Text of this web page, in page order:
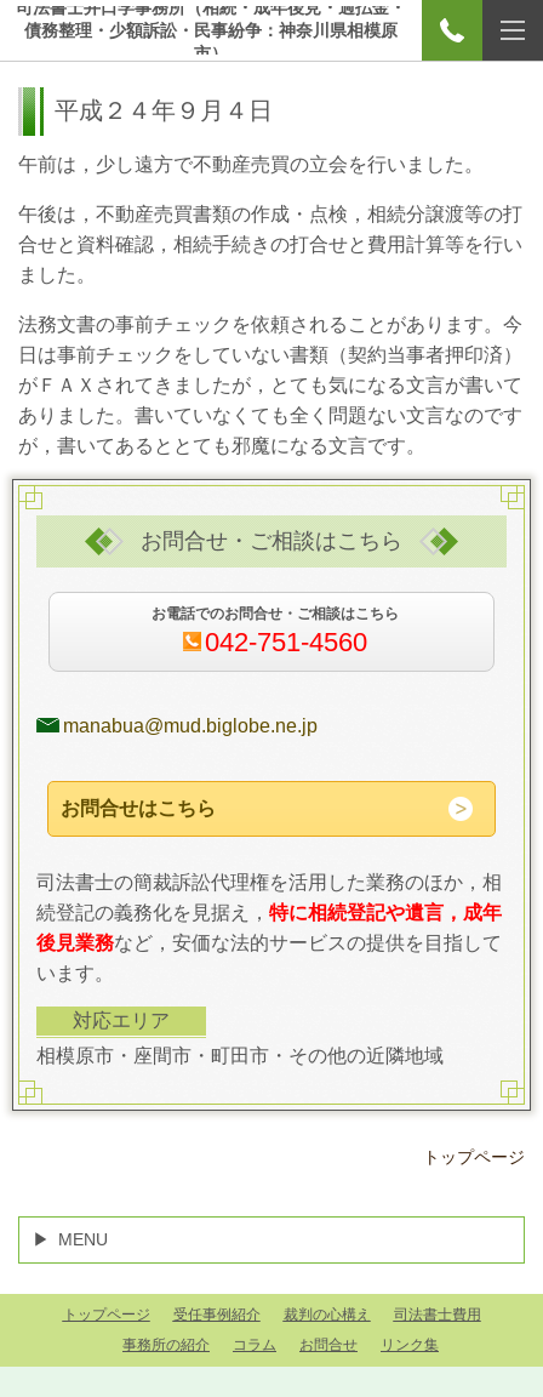
司法書士井口学事務所（相続・成年後見・過払金・
債務整理・少額訴訟・民事紛争：神奈川県相模原
市）
平成２４年９月４日
午前は，少し遠方で不動産売買の立会を行いました。
午後は，不動産売買書類の作成・点検，相続分譲渡等の打
合せと資料確認，相続手続きの打合せと費用計算等を行い
ました。
法務文書の事前チェックを依頼されることがあります。今
日は事前チェックをしていない書類（契約当事者押印済）
がＦＡＸされてきましたが，とても気になる文言が書いて
ありました。書いていなくても全く問題ない文言なのです
が，書いてあるととても邪魔になる文言です。
お問合せ・ご相談はこちら
お電話でのお問合せ・ご相談はこちら
042-751-4560
manabua@mud.biglobe.ne.jp
お問合せはこちら
司法書士の簡裁訴訟代理権を活用した業務のほか，相
続登記の義務化を見据え， 特に相続登記や遺言，成年
後見業務など，安価な法的サービスの提供を目指して
います。
対応エリア
相模原市・座間市・町田市・その他の近隣地域
トップページ
MENU
トップページ 受任事例紹介 裁判の心構え
司法書士費用
事務所の紹介
コラム お問合せ リンク集